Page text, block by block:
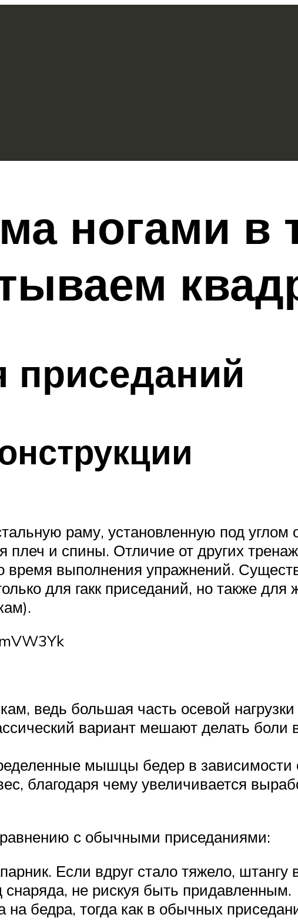
ногами в
приседаний
раму, установленную под углом
и спины. Отличие от других
время выполнения упражнений.
для гакк приседаний, но также
ведь большая часть осевой
вариант мешают делать боли
мышцы бедер в зависимости
благодаря чему увеличивается
с обычными приседаниями:
Если вдруг стало тяжело, штангу
не рискуя быть придавленным.
на бедра, тогда как в обычных